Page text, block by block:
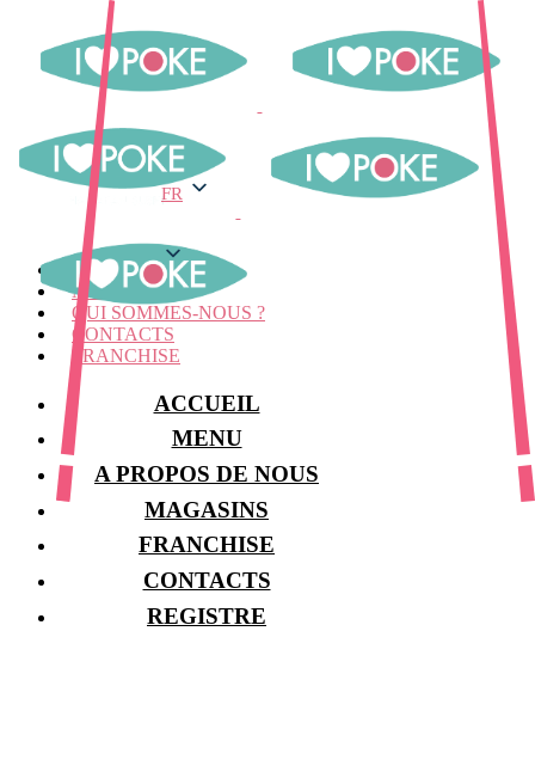
FR
MENU
MAGASINS
QUI SOMMES-NOUS ?
CONTACTS
FRANCHISE
ACCUEIL
MENU
A PROPOS DE NOUS
MAGASINS
FRANCHISE
CONTACTS
REGISTRE